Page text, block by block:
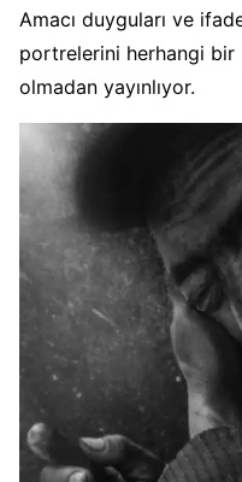
Amacı duyguları ve
portrelerini herhangi bir
olmadan yayınlıyor.